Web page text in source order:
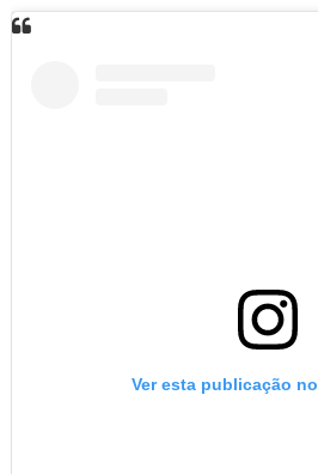
Ver esta publicação